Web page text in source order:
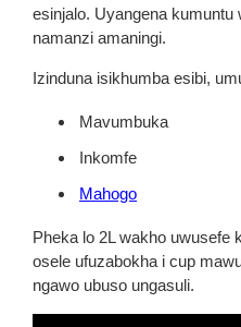
esinjalo. Uyangena kumuntu
namanzi amaningi.
Izinduna isikhumba esibi,
Mavumbuka
Inkomfe
Mahogo
Pheka lo 2L wakho uwusefe
osele ufuzabokha i cup
ngawo ubuso ungasuli.